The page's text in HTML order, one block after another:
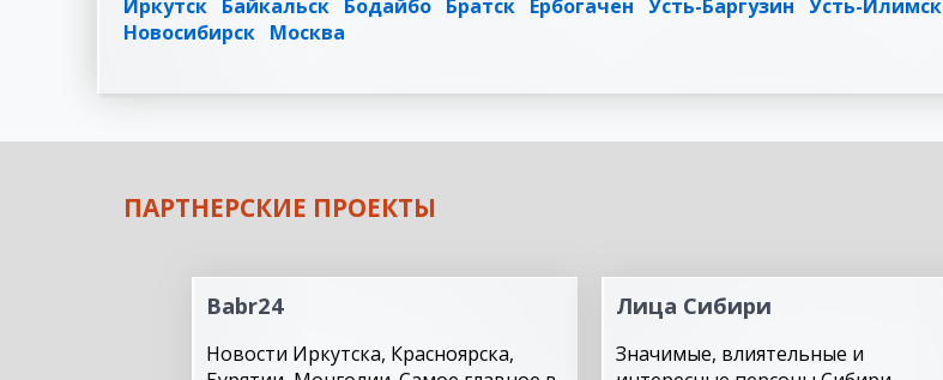
Иркутск Байкальск Бодайбо Братск Ербогачен Усть-Баргузин Усть-Илимск
Новосибирск Москва
ПАРТНЕРСКИЕ ПРОЕКТЫ
Babr24
Новости Иркутска, Красноярска,
Лица Сибири
Значимые, влиятельные и